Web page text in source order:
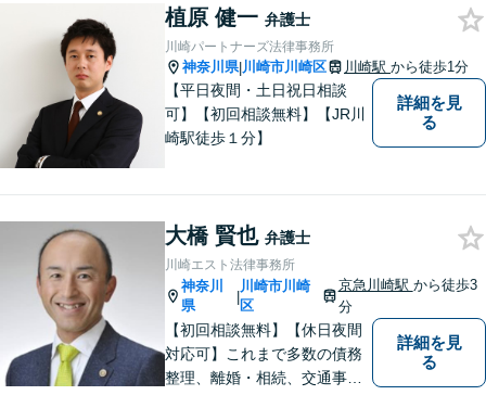
人再生などの債務整理事件、
さらには刑事事件等幅広い分
野を取り扱っております。お
気軽にご相談ください【休
日・夜間相談可】
植原 健一 弁護士
川崎パートナーズ法律事務所
神奈川県|川崎市川崎区 川崎駅 から徒歩1分
【平日夜間・土日祝日相談
可】【初回相談無料】【JR川
崎駅徒歩１分】
詳細を見
る
大橋 賢也 弁護士
川崎エスト法律事務所
神奈川
県
|
川崎市川崎
区
京急川崎駅 から徒歩3
分
【初回相談無料】【休日夜間
対応可】これまで多数の債務
整理、離婚・相続、交通事
詳細を見
る